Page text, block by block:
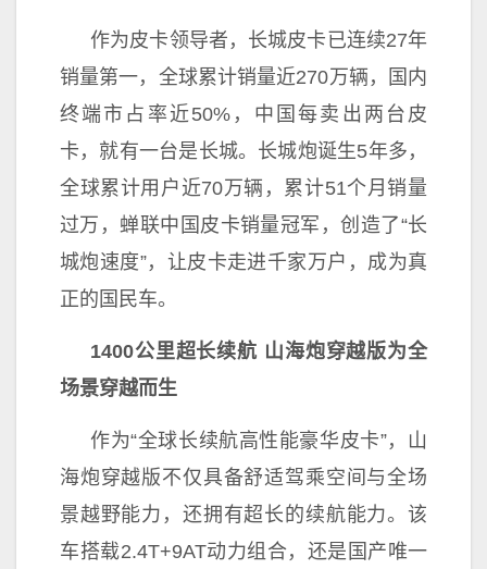
作为皮卡领导者，长城皮卡已连续27年
销量第一，全球累计销量近270万辆，国内
终端市占率 近50%， 中国每卖出两 台皮
卡，就有一台是长城。长城炮诞生5年多，
全球累计用户 近70万辆，累计51个月销量
过万，蝉联中国皮卡销量冠军，创造了“长
城炮速度”，让皮卡走进千家万户，成为真
正的国民车。
1400公里超长续航 山海炮穿越版为全
场景穿越而生
作为“全球长续航高性能豪华皮卡”，山
海炮穿越版不仅具备舒适驾乘空间与全场
景越野能力，还拥有超长的续航能力。该
车搭载2.4T+9AT动力组合，还是国产唯一